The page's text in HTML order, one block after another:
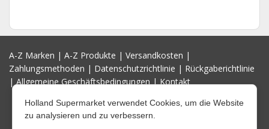
A-Z Marken | A-Z Produkte | Versandkosten |
Zahlungsmethoden | Datenschutzrichtlinie | Rückgaberichtlinie
|Allgemeine Geschäftsbedingungen|Kontakt
Holland Supermarket verwendet Cookies, um die Website
zu analysieren und zu verbessern.